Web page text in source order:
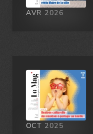
AVR 2026
OCT 2025